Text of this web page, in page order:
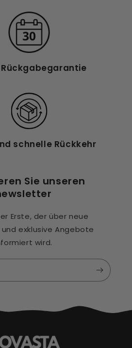
schnelle Rückkehr
Sie unseren
Erste, der über neue
exklusive Angebote
wird.